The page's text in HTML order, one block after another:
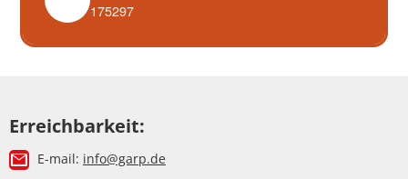
175297
Erreichbarkeit:
E-mail: info@garp.de